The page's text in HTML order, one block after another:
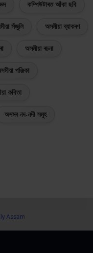
কম্পিউটাৰত আঁকা ছবি
সঁজুলি অসমীয়া ব্যাকৰণ
অসমীয়া ৰচনা
পঞ্জিকা
কবিতা
অসমৰ নদ-নদী সমূহ
Assam